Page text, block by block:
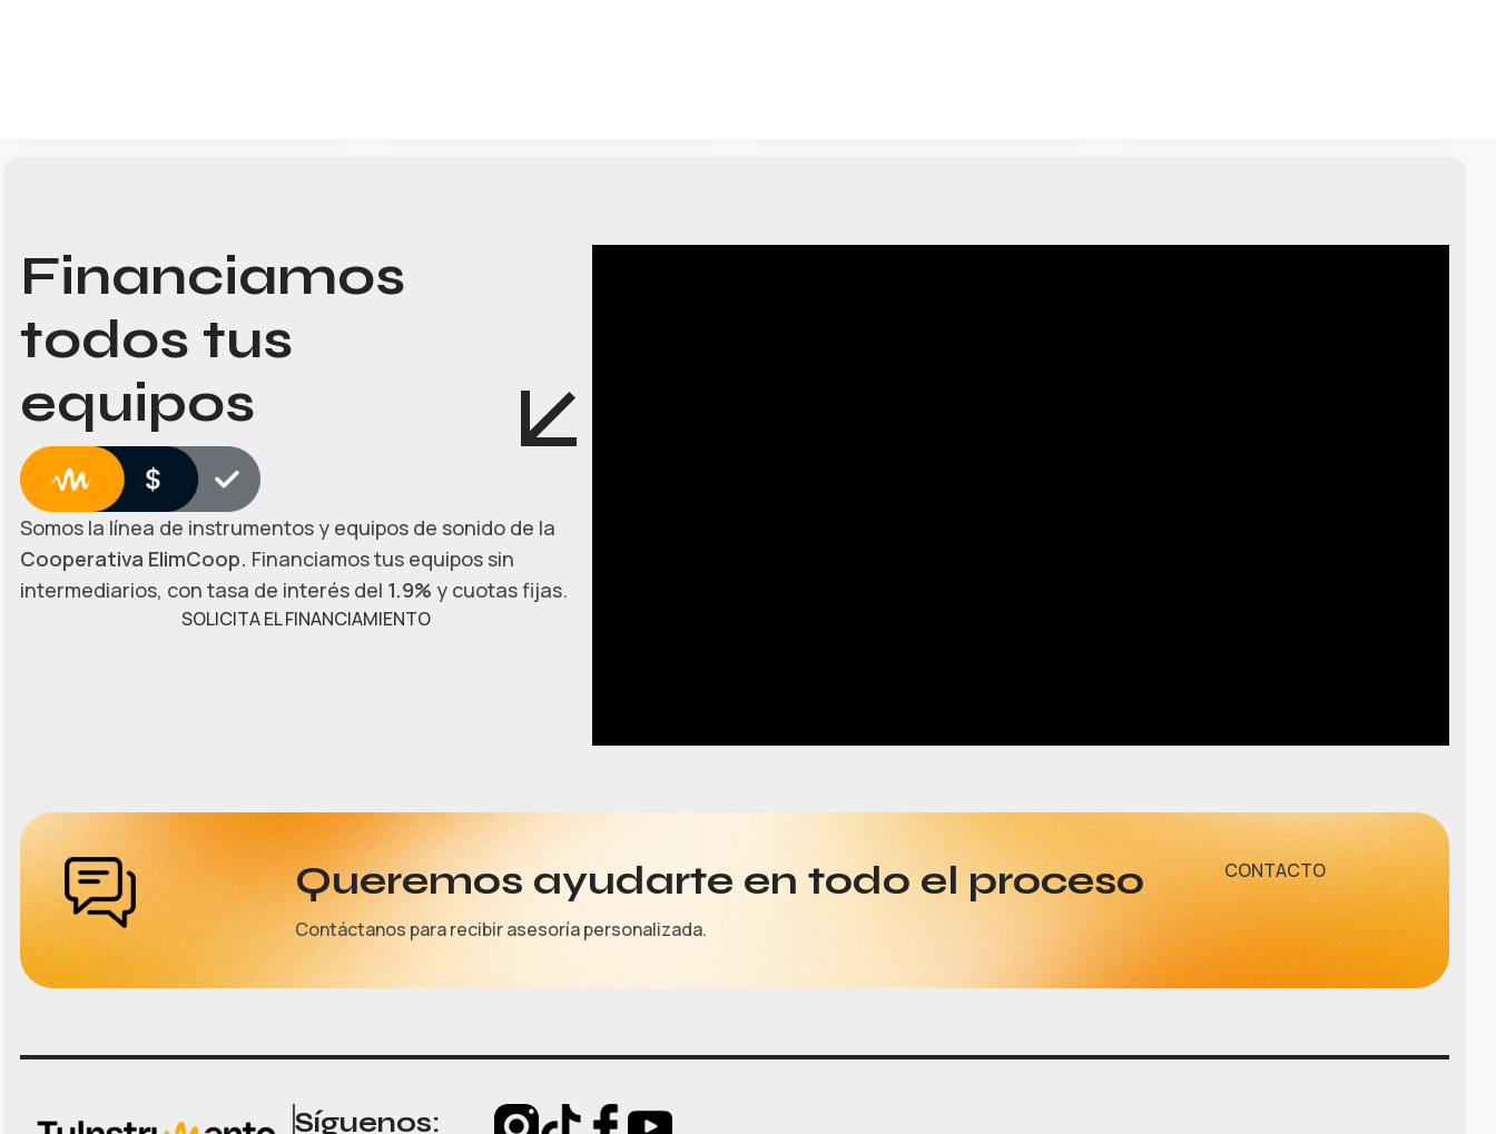
Financiamos
todos tus
equipos
Somos la línea de instrumentos y equipos de sonido de la
Cooperativa ElimCoop. Financiamos tus equipos sin
intermediarios, con tasa de interés del 1.9% y cuotas fijas.
SOLICITA EL FINANCIAMIENTO
Queremos ayudarte en todo el proceso
Contáctanos para recibir asesoría personalizada.
CONTACTO
Síguenos: